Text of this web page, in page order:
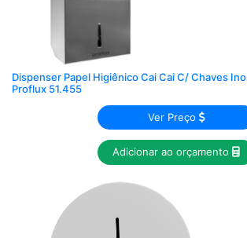
Dispenser Papel Higiênico Cai Cai C/ Chaves
Proflux 51.455
Ver Preço
Adicionar ao orçamento